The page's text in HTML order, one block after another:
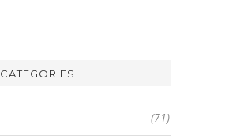
CATEGORIES
(71)